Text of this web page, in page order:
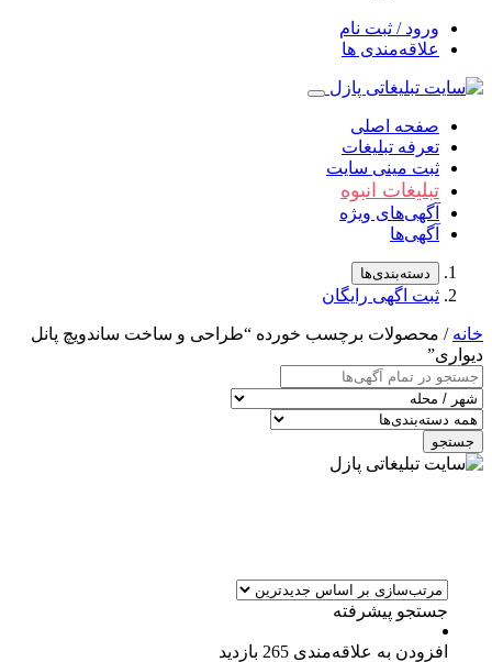
ورود / ثبت نام
علاقه‌مندی ها
صفحه اصلی
تعرفه تبلیغات
ثبت مینی سایت
تبلیغات انبوه
آگهی‌های ویژه
آگهی‌ها
دسته‌بندی‌ها
ثبت اگهی رایگان
خانه / محصولات برچسب خورده “طراحی و ساخت ساندویچ پانل
دیواری”
جستجو
جستجو پیشرفته
افزودن به علاقه‌مندی 265 بازدید